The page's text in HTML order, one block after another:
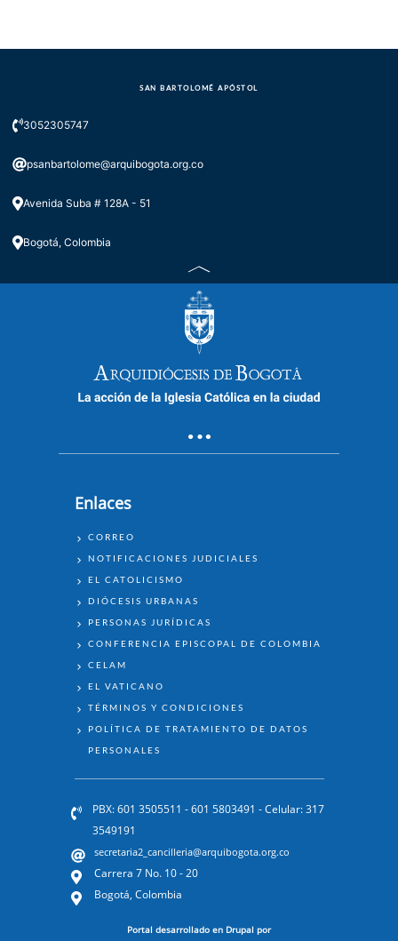
Alberto Castiblanco
Miércoles, XVIII Semana del T.O.
05/08/2026. 6pm.
Lunes. XVIII Semana del T.O.
03/08/2026. 6pm.
SAN BARTOLOMÉ APÓSTOL
3052305747
psanbartolome@arquibogota.org.co
Avenida Suba # 128A - 51
Bogotá, Colombia
Enlaces
ENLACES
CORREO
NOTIFICACIONES JUDICIALES
EL CATOLICISMO
DIÓCESIS URBANAS
PERSONAS JURÍDICAS
CONFERENCIA EPISCOPAL DE COLOMBIA
CELAM
EL VATICANO
TÉRMINOS Y CONDICIONES
POLÍTICA DE TRATAMIENTO DE DATOS
PERSONALES
PBX: 601 3505511 - 601 5803491 - Celular: 317
3549191
secretaria2_cancilleria@arquibogota.org.co
Carrera 7 No. 10 - 20
Bogotá, Colombia
Portal desarrollado en Drupal por